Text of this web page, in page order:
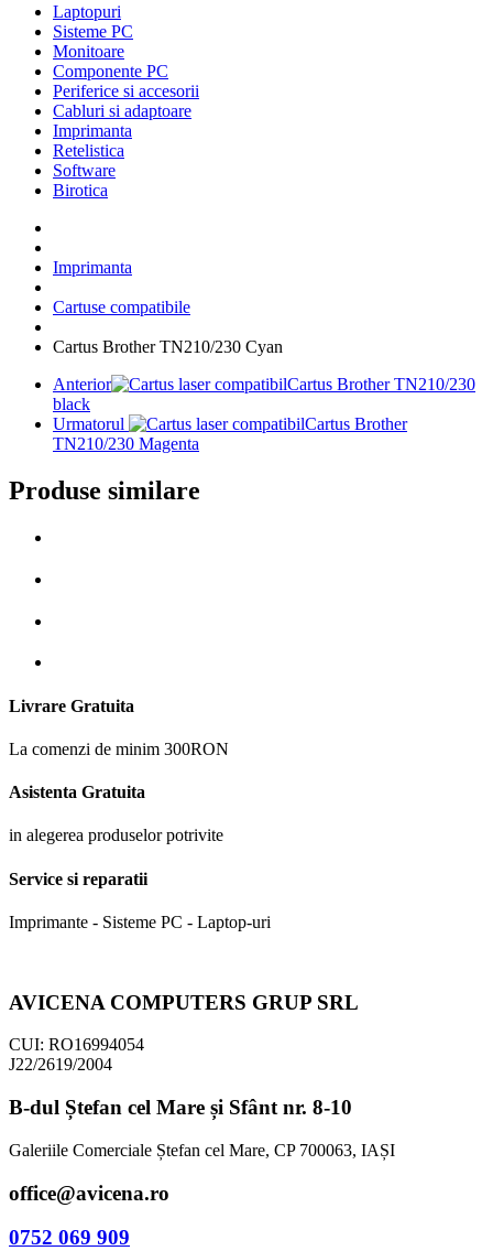
Laptopuri
Sisteme PC
Monitoare
Componente PC
Periferice si accesorii
Cabluri si adaptoare
Imprimanta
Retelistica
Software
Birotica
Imprimanta
Cartuse compatibile
Cartus Brother TN210/230 Cyan
Anterior
Cartus Brother TN210/230
black
Urmatorul
Cartus Brother
TN210/230 Magenta
Produse similare
Livrare Gratuita
La comenzi de minim 300RON
Asistenta Gratuita
in alegerea produselor potrivite
Service si reparatii
Imprimante - Sisteme PC - Laptop-uri
AVICENA COMPUTERS GRUP SRL
CUI: RO16994054
J22/2619/2004
B-dul Ștefan cel Mare și Sfânt nr. 8-10
Galeriile Comerciale Ștefan cel Mare, CP 700063, IAȘI
office@avicena.ro
0752 069 909